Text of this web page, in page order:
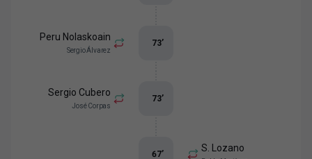
Peru Nolaskoain
Sergio Álvarez
73’
Sergio Cubero
José Corpas
73’
S. Lozano
67’